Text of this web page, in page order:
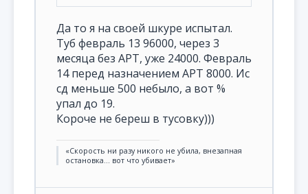
Да то я на своей шкуре испытал.
Туб февраль 13 96000, через 3
месяца без АРТ, уже 24000. Февраль
14 перед назначением АРТ 8000. Ис
сд меньше 500 небыло, а вот %
упал до 19.
Короче не береш в тусовку)))
«Скорость ни разу никого не убила, внезапная
остановка... вот что убивает»